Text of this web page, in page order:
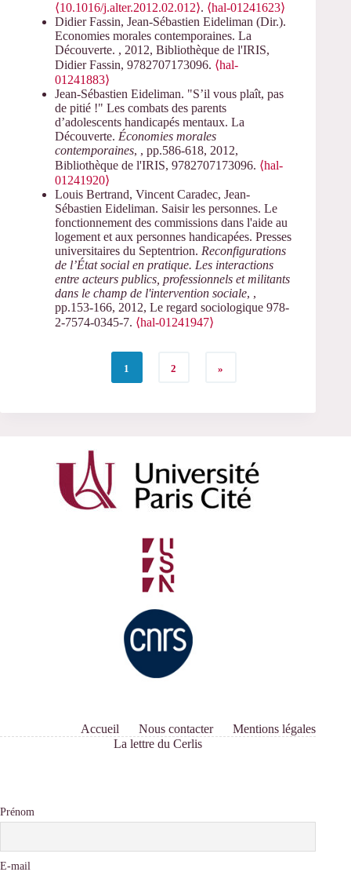
⟨10.1016/j.alter.2012.02.012⟩. ⟨hal-01241623⟩
Didier Fassin, Jean-Sébastien Eideliman (Dir.).
Economies morales contemporaines. La
Découverte. , 2012, Bibliothèque de l'IRIS,
Didier Fassin, 9782707173096. ⟨hal-
01241883⟩
Jean-Sébastien Eideliman. "S’il vous plaît, pas
de pitié !" Les combats des parents
d’adolescents handicapés mentaux. La
Découverte. Économies morales
contemporaines, , pp.586-618, 2012,
Bibliothèque de l'IRIS, 9782707173096. ⟨hal-
01241920⟩
Louis Bertrand, Vincent Caradec, Jean-
Sébastien Eideliman. Saisir les personnes. Le
fonctionnement des commissions dans l'aide au
logement et aux personnes handicapées. Presses
universitaires du Septentrion. Reconfigurations
de l’État social en pratique. Les interactions
entre acteurs publics, professionnels et militants
dans le champ de l'intervention sociale, ,
pp.153-166, 2012, Le regard sociologique 978-
2-7574-0345-7. ⟨hal-01241947⟩
1 2 »
Accueil Nous contacter
Mentions légales
La lettre du Cerlis
Prénom
E-mail